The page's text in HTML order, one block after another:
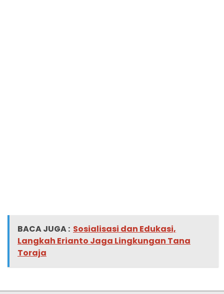
BACA JUGA : Sosialisasi dan Edukasi,
Langkah Erianto Jaga Lingkungan Tana
Toraja